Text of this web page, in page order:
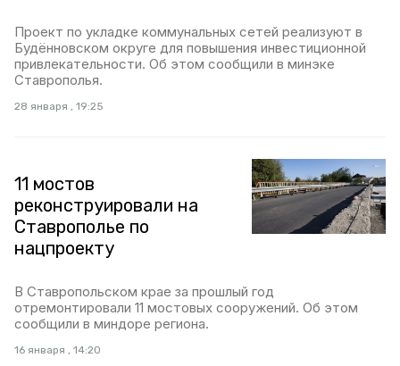
Проект по укладке коммунальных сетей реализуют в
Будённовском округе для повышения инвестиционной
привлекательности. Об этом сообщили в минэке
Ставрополья.
28 января , 19:25
11 мостов
реконструировали на
Ставрополье по
нацпроекту
В Ставропольском крае за прошлый год
отремонтировали 11 мостовых сооружений. Об этом
сообщили в миндоре региона.
16 января , 14:20